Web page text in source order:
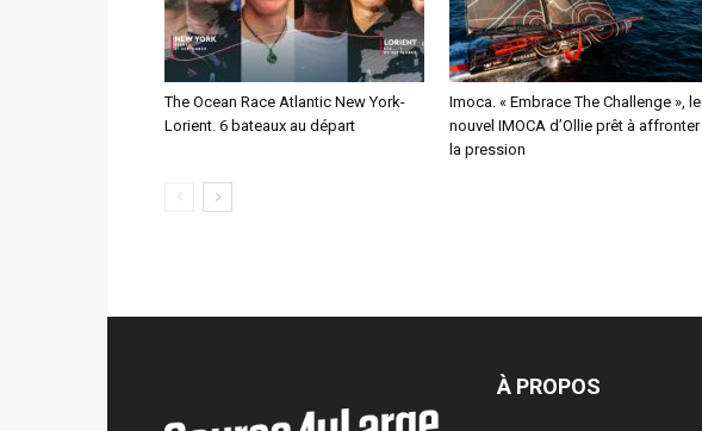
The Ocean Race Atlantic New York-
Lorient. 6 bateaux au départ
Imoca. « Embrace The Challenge », le
nouvel IMOCA d’Ollie prêt à affronter
la pression
À PROPOS